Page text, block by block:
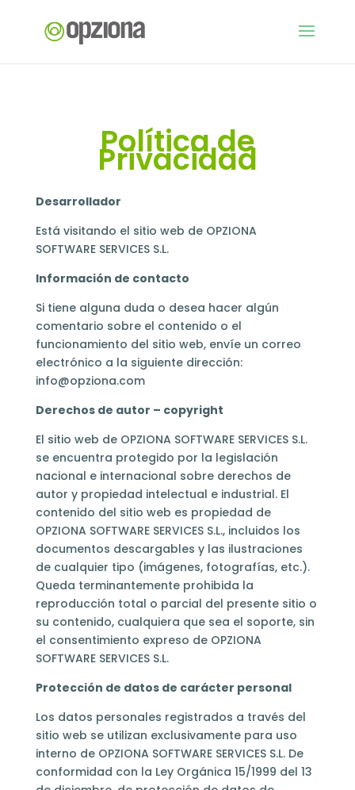
Política de
Privacidad
Desarrollador
Está visitando el sitio web de OPZIONA
SOFTWARE SERVICES S.L.
Información de contacto
Si tiene alguna duda o desea hacer algún
comentario sobre el contenido o el
funcionamiento del sitio web, envíe un correo
electrónico a la siguiente dirección:
info@opziona.com
Derechos de autor – copyright
El sitio web de OPZIONA SOFTWARE SERVICES S.L.
se encuentra protegido por la legislación
nacional e internacional sobre derechos de
autor y propiedad intelectual e industrial. El
contenido del sitio web es propiedad de
OPZIONA SOFTWARE SERVICES S.L., incluidos los
documentos descargables y las ilustraciones
de cualquier tipo (imágenes, fotografías, etc.).
Queda terminantemente prohibida la
reproducción total o parcial del presente sitio o
su contenido, cualquiera que sea el soporte, sin
el consentimiento expreso de OPZIONA
SOFTWARE SERVICES S.L.
Protección de datos de carácter personal
Los datos personales registrados a través del
sitio web se utilizan exclusivamente para uso
interno de OPZIONA SOFTWARE SERVICES S.L. De
conformidad con la Ley Orgánica 15/1999 del 13